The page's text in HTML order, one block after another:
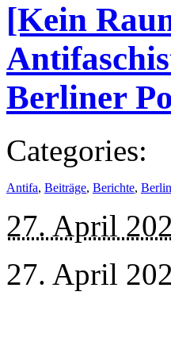
[Kein
Berliner
Categories:
Antifa, Beiträge, Berichte, Berlin
27. April
27. April